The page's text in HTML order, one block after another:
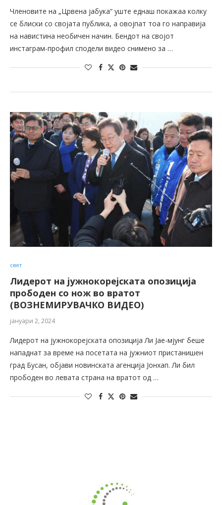
Членовите на „Црвена јабука“ уште еднаш покажаа колку
се блиски со својата публика, а овојпат тоа го направија
на навистина необичен начин. Бендот на својот
инстаграм-профил сподели видео снимено за …
свет
Лидерот на јужнокорејската опозиција
прободен со нож во вратот
(ВОЗНЕМИРУВАЧКО ВИДЕО)
јануари 2, 2024
Лидерот на јужнокорејската опозиција Ли Јае-мјунг беше
нападнат за време на посетата на јужниот пристанишен
град Бусан, објави новинската агенција Јонхап. Ли бил
прободен во левата страна на вратот од …